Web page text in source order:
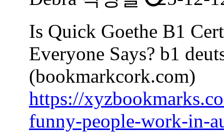
Is Quick Goethe B1
Everyone Says? b1
(bookmarkcork.com)
https://
funny-people-work-in-